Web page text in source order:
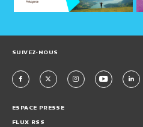
SUIVEZ-NOUS
ESPACE PRESSE
FLUX RSS